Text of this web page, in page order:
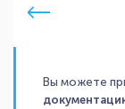
Вы можете